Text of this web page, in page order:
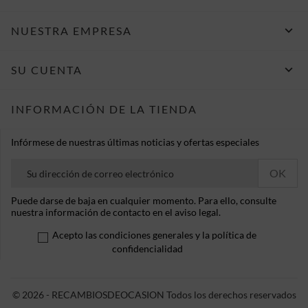
NUESTRA EMPRESA 
SU CUENTA 
INFORMACIÓN DE LA TIENDA
Infórmese de nuestras últimas noticias y ofertas especiales
Puede darse de baja en cualquier momento. Para ello, consulte
nuestra información de contacto en el aviso legal.
Acepto las condiciones generales y la política de
confidencialidad
© 2026 - RECAMBIOSDEOCASION Todos los derechos reservados